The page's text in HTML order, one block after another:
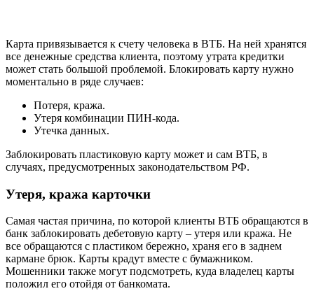
Карта привязывается к счету человека в ВТБ. На ней хранятся
все денежные средства клиента, поэтому утрата кредитки
может стать большой проблемой. Блокировать карту нужно
моментально в ряде случаев:
Потеря, кража.
Утеря комбинации ПИН-кода.
Утечка данных.
Заблокировать пластиковую карту может и сам ВТБ, в
случаях, предусмотренных законодательством РФ.
Утеря, кража карточки
Самая частая причина, по которой клиенты ВТБ обращаются в
банк заблокировать дебетовую карту – утеря или кража. Не
все обращаются с пластиком бережно, храня его в заднем
кармане брюк. Карты крадут вместе с бумажником.
Мошенники также могут подсмотреть, куда владелец карты
положил его отойдя от банкомата.